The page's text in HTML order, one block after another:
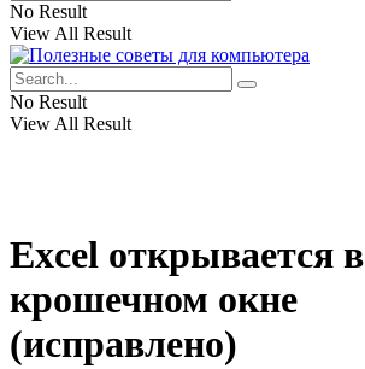
No Result
View All Result
No Result
View All Result
Excel открывается в
крошечном окне
(исправлено)